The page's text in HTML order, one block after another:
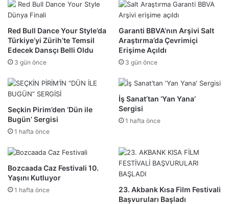
Red Bull Dance Your Style’da
Türkiye’yi Zürih’te Temsil
Edecek Dansçı Belli Oldu
3 gün önce
Garanti BBVA’nın Arşivi Salt
Araştırma’da Çevrimiçi
Erişime Açıldı
3 gün önce
Seçkin Pirim’den ‘Dün ile
Bugün’ Sergisi
1 hafta önce
İş Sanat’tan ‘Yan Yana’
Sergisi
1 hafta önce
Bozcaada Caz Festivali 10.
Yaşını Kutluyor
1 hafta önce
23. Akbank Kısa Film Festivali
Başvuruları Başladı